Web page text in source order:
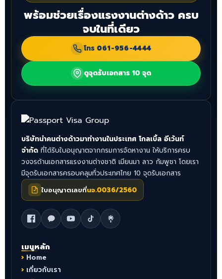
พร้อมช่วยเรื่องแรงงานต่างด้าว ครบ
จบในที่เดียว
โทร 061-956-4444
ดูจุดรับเอกสาร 10 จุด
บริษัทนำคนต่างด้าวมาทำงานในประเทศ โกลเบิ้ล อีเว้นท์
จำกัด ที่ได้รับใบอนุญาตจากกรมการจัดหางาน ให้บริการครบ
วงจรด้านเอกสารแรงงานต่างชาติ เมียนมา ลาว กัมพูชา โดยเรา
มีจุดรับเอกสารครอบคลุมทั่วประเทศไทย 10 จุดรับเอกสาร
ใบอนุญาตเลขที่นจ.0036/2560
เมนูหลัก
Home
เกี่ยวกับเรา